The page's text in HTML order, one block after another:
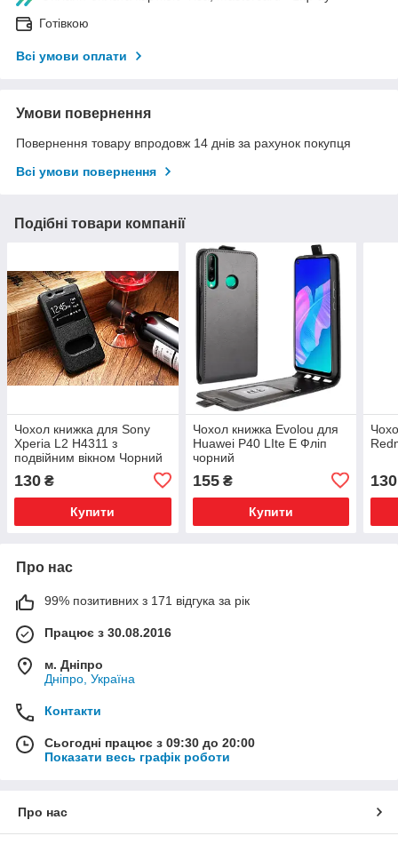
Готівкою
Всі умови оплати
Умови повернення
Повернення товару впродовж 14 днів за рахунок покупця
Всі умови повернення
Подібні товари компанії
Чохол книжка для Sony
Xperia L2 H4311 з
подвійним вікном Чорний
130 ₴
Купити
Чохол книжка Evolou для
Huawei P40 LIte E Фліп
чорний
155₴
Купити
130
Про нас
99% позитивних з 171 відгука за рік
Працює з 30.08.2016
м. Дніпро
Дніпро, Україна
Контакти
Сьогодні працює з 09:30 до 20:00
Показати весь графік роботи
Про нас